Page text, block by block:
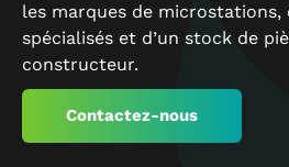
les marques de microstations,
spécialisés et d’un stock de
constructeur.
Contactez-nous